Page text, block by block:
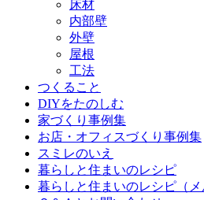
床材
内部壁
外壁
屋根
工法
つくること
DIYをたのしむ
家づくり事例集
お店・オフィスづくり事例集
スミレのいえ
暮らしと住まいのレシピ
暮らしと住まいのレシピ（メ